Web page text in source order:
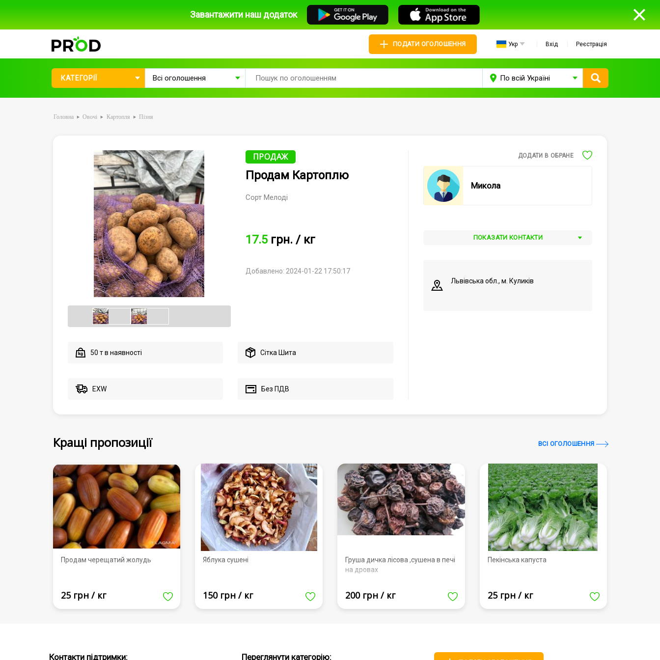
Завантажити наш додаток
ПОДАТИ ОГОЛОШЕННЯ Укр Вхід Реєстрація
КАТЕГОРІЇ
Головна Овочі Картопля Пізня
ПРОДАЖ
Продам Картоплю
Сорт Мелоді
17.5 грн./ кг
Добавлено: 2024-01-22 17:50:17
50 т в наявності Сітка Шита
EXW Без ПДВ
ДОДАТИ В ОБРАНЕ
Микола
ПОКАЗАТИ КОНТАКТИ
Львівська обл., м. Куликів
Кращі пропозиції ВСI ОГОЛОШЕННЯ
Продам черещатий жолудь
25 грн / кг
Яблука сушені
150 грн / кг
Груша дичка лісова ,сушена в печі
на дровах
200 грн / кг
Пекінська капуста
25 грн / кг
Контакти підтримки: Переглянути категорію: